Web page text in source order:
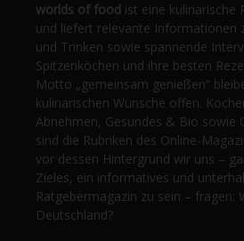
worlds of food ist eine kulinarische
und liefert relevante Informationen
und Trinken sowie spannende
Spitzenköchen und ihre besten
Motto „gemeinsam genießen“
kulinarischen Wünsche offen.
Abnehmen, Gesundes & Bio sowie
sind die Rubriken des Online-
vor dessen Hintergrund wir uns –
Zieles, ein informatives und
Ratgebermagazin zu sein – fragen:
Deutschland?